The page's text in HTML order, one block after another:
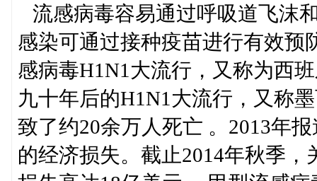
流感病毒容易通过呼吸道飞沫
感染可通过接种疫苗进行有效预
感病毒H1N1大流行，又称为西
九十年后的H1N1大流行，又称
致了约20余万人死亡 。2013年
的经济损失。截止2014年秋季